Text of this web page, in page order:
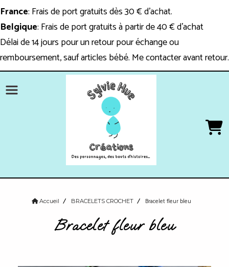
France: Frais de port gratuits dès 30 € d'achat.
Belgique: Frais de port gratuits à partir de 40 € d'achat
Délai de 14 jours pour un retour pour échange ou
remboursement, sauf articles bébé. Me contacter avant retour.
Accueil BRACELETS CROCHET Bracelet fleur bleu
Bracelet fleur bleu